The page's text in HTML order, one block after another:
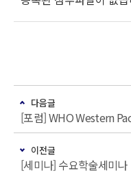
다음글
[포럼] WHO Western
이전글